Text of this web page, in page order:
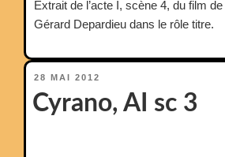
Extrait de l’acte I, scène 4, du film
Gérard Depardieu dans le rôle titre.
PUBLIÉ
LE
28 MAI 2012
Cyrano, AI sc 3